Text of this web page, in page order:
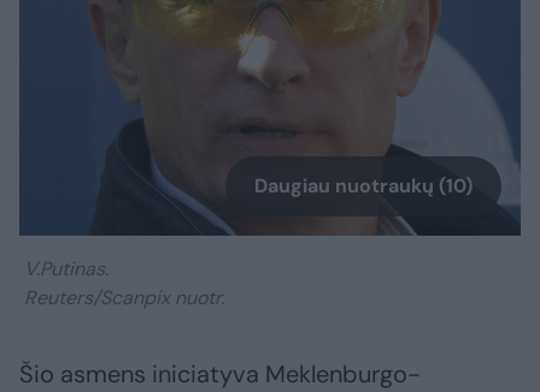
Daugiau nuotraukų (10)
V.Putinas.
Reuters/Scanpix nuotr.
Šio asmens iniciatyva Meklenburgo-